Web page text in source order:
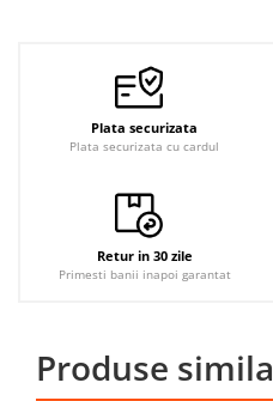
Plata securizata
Plata securizata cu cardul
Retur in 30 zile
Primesti banii inapoi garantat
Produse